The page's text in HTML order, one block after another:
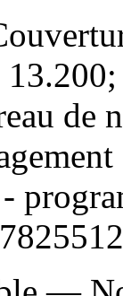
de